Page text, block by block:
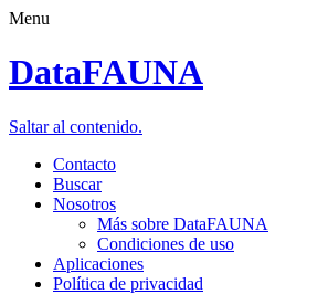
Menu
DataFAUNA
Saltar al contenido.
Contacto
Buscar
Nosotros
Más sobre DataFAUNA
Condiciones de uso
Aplicaciones
Política de privacidad